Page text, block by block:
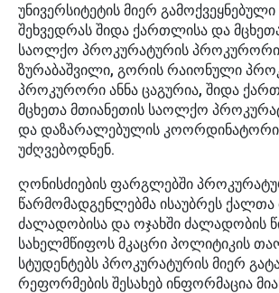
უნივერსიტეტის მიერ
შეხვედრას შიდა ქართლისა და
საოლქო პროკურატურის პროკურორი
ზურაბაშვილი, გორის რაიონული
პროკურორი ანნა ცაგურია, შიდა
მცხეთა მთიანეთის საოლქო
და დაზარალებულის კოორდინატორი
უძღვებოდნენ.
ღონისძიების ფარგლებში
წარმომადგენლებმა ისაუბრეს ქალთა
ძალადობისა და ოჯახში ძალადობის
სახელმწიფოს მკაცრი პოლიტიკის
სტუდენტებს პროკურატურის მიერ
რეფორმების შესახებ ინფორმაცია